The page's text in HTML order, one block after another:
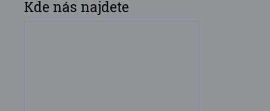
Kde nás najdete